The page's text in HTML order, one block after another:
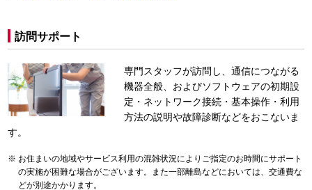
訪問サポート
専門スタッフが訪問し、通信につながる
機器全般、およびソフトウェアの初期設
定・ネットワーク接続・基本操作・利用
方法の説明や故障診断などをおこないま
す。
お住まいの地域やサービス利用の混雑状況によりご指定のお時間にサポート
の実施が困難な場合がございます。また一部離島などにおいては、交通費な
どが別途かかります。